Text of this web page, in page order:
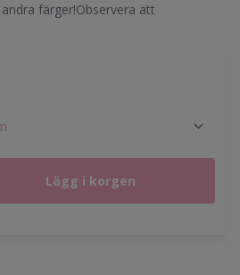
färger!Observera att
Lägg i korgen